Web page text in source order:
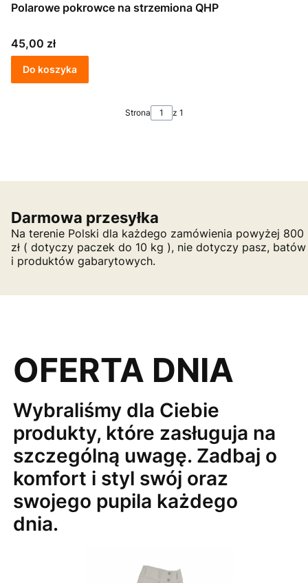
Polarowe pokrowce na strzemiona QHP
Cena
45,00 zł
Do koszyka
Strona z 1
Darmowa przesyłka
Na terenie Polski dla każdego zamówienia powyżej 800
zł ( dotyczy paczek do 10 kg ), nie dotyczy pasz, batów
i produktów gabarytowych.
OFERTA DNIA
Wybraliśmy dla Ciebie
produkty, które zasługuja na
szczególną uwagę. Zadbaj o
komfort i styl swój oraz
swojego pupila każdego
dnia.